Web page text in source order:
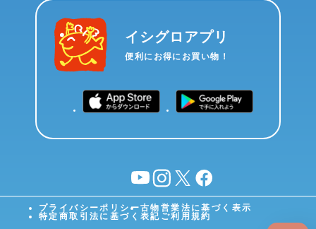
イシグロアプリ
便利にお得にお買い物！
YouTubeinstagram
X facebook
プライバシーポリシー古物営業法に基づく表示
特定商取引法に基づく表記 ご利用規約